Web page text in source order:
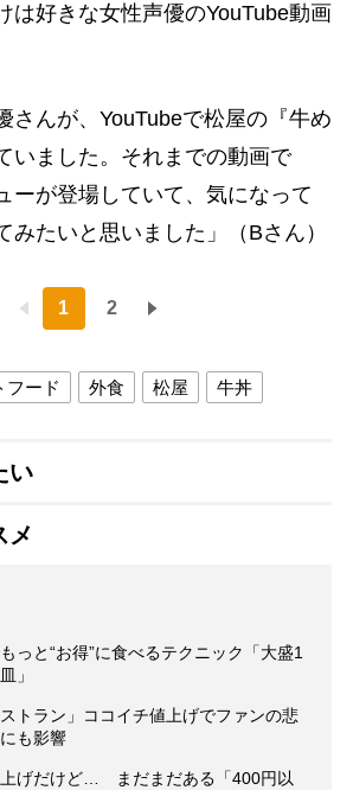
は好きな女性声優のYouTube動画
さんが、YouTubeで松屋の『牛め
いました。それまでの動画で
ーが登場していて、気になって
みたいと思いました」（Bさん）
1 2
フード 外食 松屋 牛丼
い
メ
っと“お得”に食べるテクニック「大盛1
」
ストラン」ココイチ値上げでファンの悲
も影響
げだけど… まだまだある「400円以